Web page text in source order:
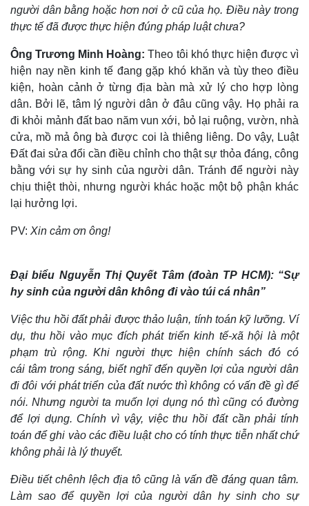
Kinh tế
Bất động sản
Khởi nghiệp
Thị trường
Giá vàng
Tiêu dùng
Tỷ giá
Chứng khoán
Giá cà phê
người dân bằng hoặc hơn nơi ở cũ của họ. Điều này trong
thực tế đã được thực hiện đúng pháp luật chưa?
Ông Trương Minh Hoàng: Theo tôi khó thực hiện được vì
hiện nay nền kinh tế đang gặp khó khăn và tùy theo điều
kiện, hoàn cảnh ở từng địa bàn mà xử lý cho hợp lòng
dân. Bởi lẽ, tâm lý người dân ở đâu cũng vậy. Họ phải ra
đi khỏi mảnh đất bao năm vun xới, bỏ lại ruộng, vườn, nhà
cửa, mồ mả ông bà được coi là thiêng liêng. Do vậy, Luật
Đất đai sửa đổi cần điều chỉnh cho thật sự thỏa đáng, công
bằng với sự hy sinh của người dân. Tránh để người này
chịu thiệt thòi, nhưng người khác hoặc một bộ phận khác
lại hưởng lợi.
PV: Xin cảm ơn ông!
Đại biểu Nguyễn Thị Quyết Tâm (đoàn TP HCM): “Sự
hy sinh của người dân không đi vào túi cá nhân”
Việc thu hồi đất phải được thảo luận, tính toán kỹ lưỡng. Ví
dụ, thu hồi vào mục đích phát triển kinh tế-xã hội là một
phạm trù rộng. Khi người thực hiện chính sách đó có
cái tâm trong sáng, biết nghĩ đến quyền lợi của người dân
đi đôi với phát triển của đất nước thì không có vấn đề gì để
nói. Nhưng người ta muốn lợi dụng nó thì cũng có đường
để lợi dụng. Chính vì vậy, việc thu hồi đất cần phải tính
toán để ghi vào các điều luật cho có tính thực tiễn nhất chứ
không phải là lý thuyết.
Điều tiết chênh lệch địa tô cũng là vấn đề đáng quan tâm.
Làm sao để quyền lợi của người dân hy sinh cho sự